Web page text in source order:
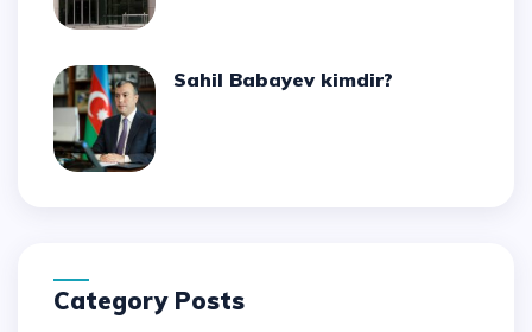
Sahil Babayev kimdir?
Category Posts